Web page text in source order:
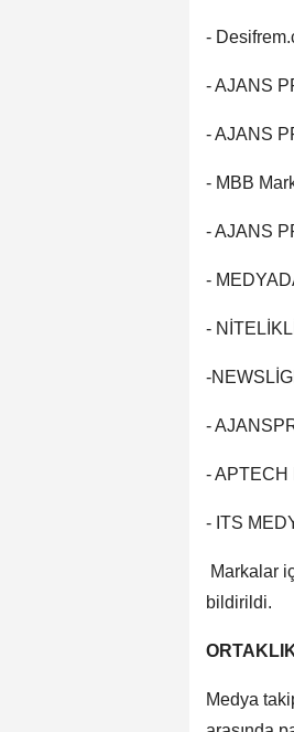
-
- AJANS
- AJANS
- MBB
- AJANS
-
-
-
-
- APTECH
- ITS
Markalar
bildirildi.
Medya